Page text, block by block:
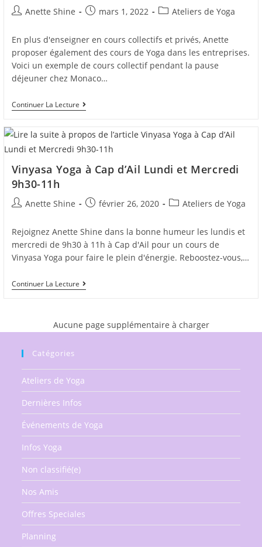
Auteur/autrice
la
publication :
Anette Shine
Postmars 1, 2022
PostAteliers de Yoga
En plus d'enseigner en cours collectifs et privés, Anette
proposer également des cours de Yoga dans les entreprises.
Voici un exemple de cours collectif pendant la pause
déjeuner chez Monaco…
Continuer La LectureCours
De
En
Entreprise
Avec
Shine
Vinyasa Yoga à Cap d’Ail Lundi et Mercredi
9h30-11h
Auteur/autrice
la
publication :
Anette Shine
Postfévrier 26, 2020
PostAteliers de Yoga
Rejoignez Anette Shine dans la bonne humeur les lundis et
mercredi de 9h30 à 11h à Cap d'Ail pour un cours de
Vinyasa Yoga pour faire le plein d'énergie. Reboostez-vous,…
Continuer La LectureVinyasa
Yoga
D’Ail
Lundi
11h
Aucune page supplémentaire à charger
Catégories
Ateliers de Yoga
Dernières Infos
Événements de Yoga
Infos Yoga
Non classifié(e)
Nos Amis
Offres Speciales
Planning